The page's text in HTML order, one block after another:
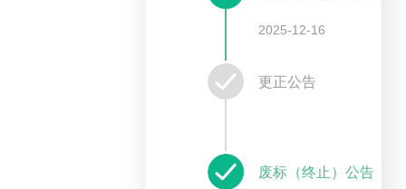
2025-12-16
更正公告
废标（终止）公告